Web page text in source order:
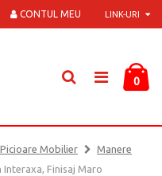
LINK-URI
CONTUL MEU
0
Mobilier
Manere
Finisaj Maro